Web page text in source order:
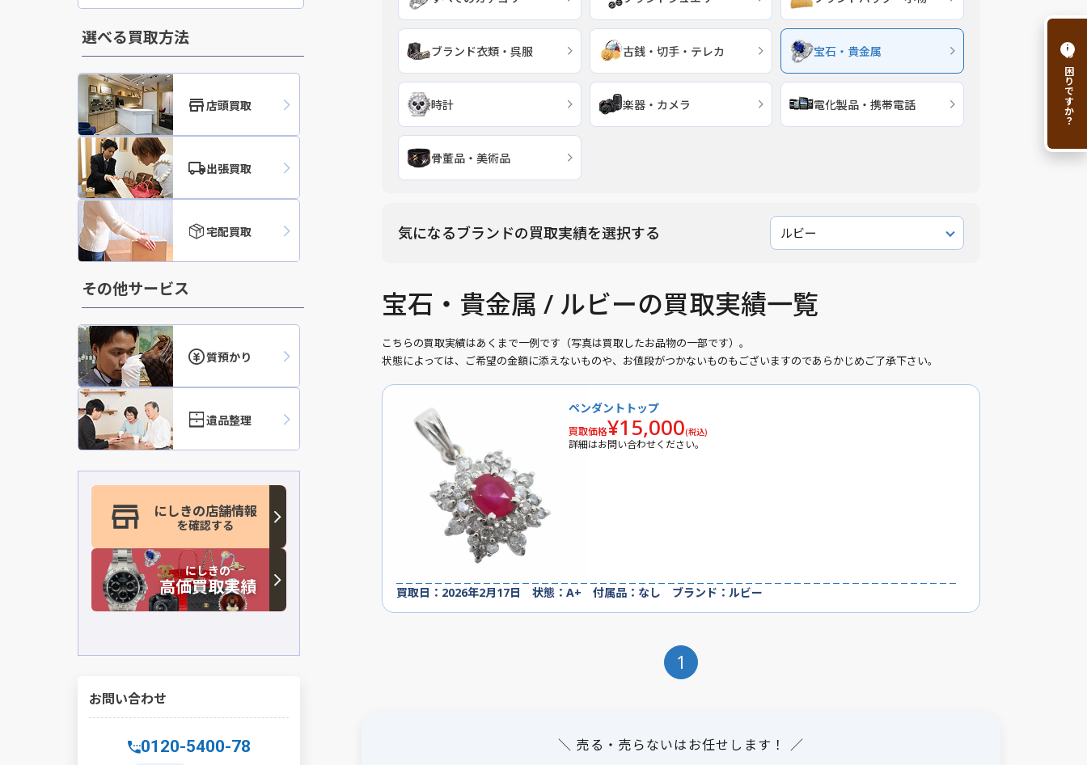
選べる買取方法
店頭買取
出張買取
宅配買取
その他サービス
質預かり
遺品整理
にしきの店舗情報
を確認する
にしきの
高価買取実績
お問い合わせ
0120-5400-78
ブランド衣類・呉服 古銭・切手・テレカ 宝石・貴金属
時計 楽器・カメラ 電化製品・携帯電話
骨董品・美術品
気になるブランドの買取実績を選択する ルビー
宝石・貴金属 / ルビーの買取実績一覧
こちらの買取実績はあくまで一例です（写真は買取したお品物の一部です）。
状態によっては、ご希望の金額に添えないものや、お値段がつかないものもございますのであらかじめご了承下さい。
ペンダントトップ
買取価格¥15,000(税込)
詳細はお問い合わせください。
買取日：2026年2月17日 状態：A+ 付属品：なし ブランド：ルビー
1
＼ 売る・売らないはお任せします！ ／
i
お困りですか？